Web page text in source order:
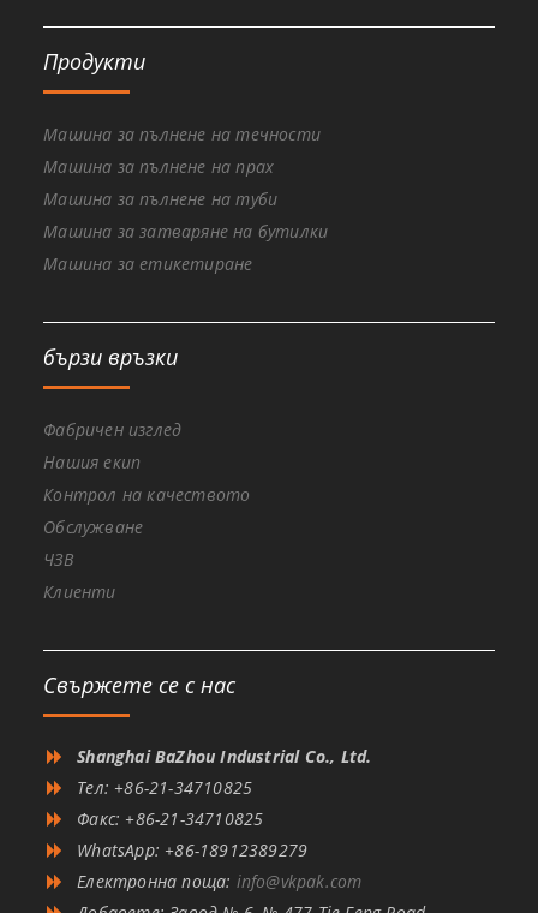
Продукти
Машина за пълнене на течности
Машина за пълнене на прах
Машина за пълнене на туби
Машина за затваряне на бутилки
Машина за етикетиране
бързи връзки
Фабричен изглед
Нашия екип
Контрол на качеството
Обслужване
ЧЗВ
Клиенти
Свържете се с нас
Shanghai BaZhou Industrial Co., Ltd.
Тел: +86-21-34710825
Факс: +86-21-34710825
WhatsApp: +86-18912389279
Електронна поща: info@vkpak.com